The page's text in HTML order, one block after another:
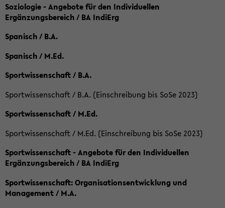
Soziologie - Angebote für den Individuellen
Ergänzungsbereich / BA IndiErg
Spanisch / B.A.
Spanisch / M.Ed.
Sportwissenschaft / B.A.
Sportwissenschaft / B.A. (Einschreibung bis SoSe 2023)
Sportwissenschaft / M.Ed.
Sportwissenschaft / M.Ed. (Einschreibung bis SoSe 2023)
Sportwissenschaft - Angebote für den Individuellen
Ergänzungsbereich / BA IndiErg
Sportwissenschaft: Organisationsentwicklung und
Management / M.A.